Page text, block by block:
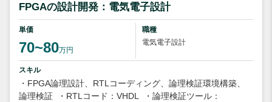
FPGAの設計開発：電気電子設計
単価
70~80万円
職種
電気電子設計
スキル
・FPGA論理設計、RTLコーディング、論理検証環境構築、
論理検証
・RTLコード：VHDL
・論理検証ツール：